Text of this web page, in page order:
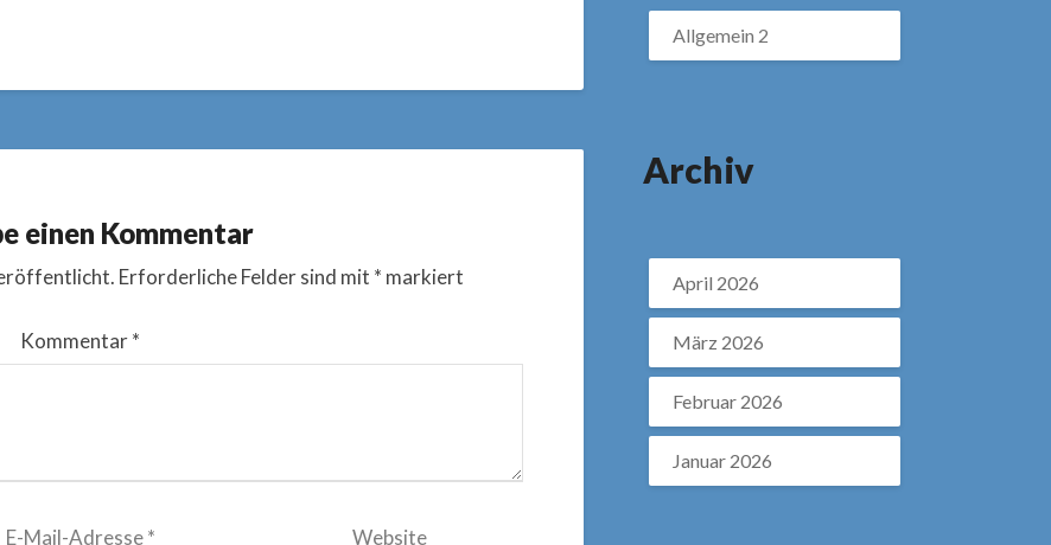
einen Kommentar
Erforderliche Felder sind mit * markiert
Kommentar*
E-Mail-Adresse* Website
Allgemein 2
Archiv
April 2026
März 2026
Februar 2026
Januar 2026